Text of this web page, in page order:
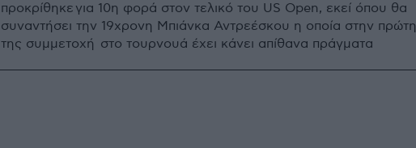
προκρίθηκε για 10η φορά στον τελικό του US Open, εκεί όπου θα
συναντήσει την 19χρονη Μπιάνκα Αντρεέσκου η οποία στην πρώτη
της συμμετοχή στο τουρνουά έχει κάνει απίθανα πράγματα